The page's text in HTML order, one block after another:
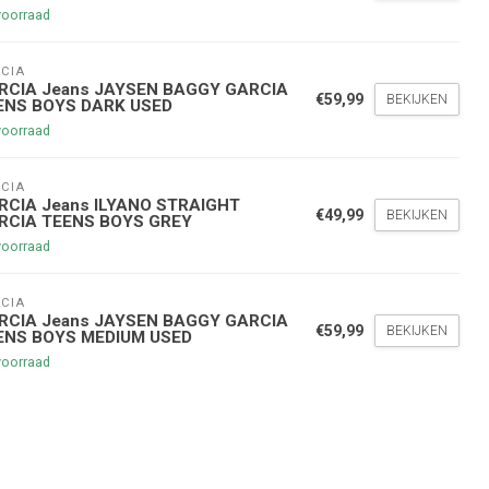
Jeans JAYSEN BAGGY GARCIA
BOYS DARK USED
€59,99 BEKIJKEN
Jeans ILYANO STRAIGHT
TEENS BOYS GREY
€49,99 BEKIJKEN
Jeans JAYSEN BAGGY GARCIA
BOYS MEDIUM USED
€59,99 BEKIJKEN
bestelling
te blijven over onze
op je volgende aankoop!
van €45,00